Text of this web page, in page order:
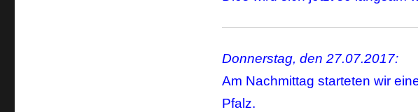
Donnerstag, den 27.07.2017:
Am Nachmittag starteten wir
Pfalz.